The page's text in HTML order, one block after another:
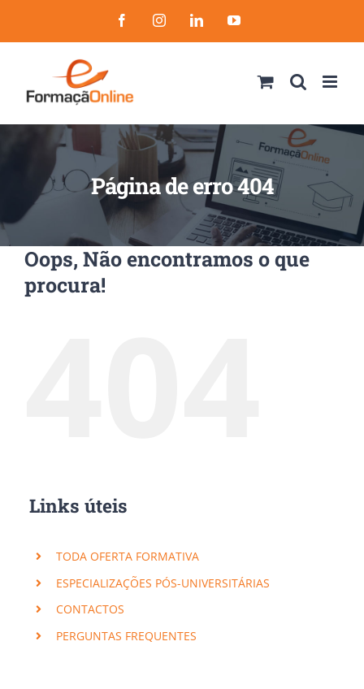
to
FacebookInstagramLinkedInYouTube
Página de erro 404
Oops, Não encontramos o que
procura!
Links úteis
TODA OFERTA FORMATIVA
ESPECIALIZAÇÕES PÓS-UNIVERSITÁRIAS
CONTACTOS
PERGUNTAS FREQUENTES